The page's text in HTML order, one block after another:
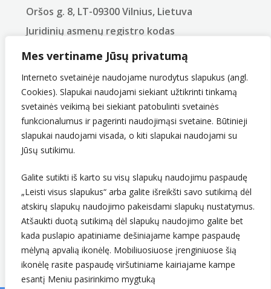
Mes vertiname Jūsų privatumą
Interneto svetainėje naudojame nurodytus slapukus (angl.
Cookies). Slapukai naudojami siekiant užtikrinti tinkamą
svetainės veikimą bei siekiant patobulinti svetainės
funkcionalumus ir pagerinti naudojimąsi svetaine. Būtinieji
slapukai naudojami visada, o kiti slapukai naudojami su
Jūsų sutikimu.
Galite sutikti iš karto su visų slapukų naudojimu paspaudę
„Leisti visus slapukus“ arba galite išreikšti savo sutikimą dėl
atskirų slapukų naudojimo pakeisdami slapukų nustatymus.
Atšaukti duotą sutikimą dėl slapukų naudojimo galite bet
kada puslapio apatiniame dešiniajame kampe paspaudę
mėlyną apvalią ikonėlę. Mobiliuosiuose įrenginiuose šią
ikonėlę rasite paspaudę viršutiniame kairiajame kampe
esantį Meniu pasirinkimo mygtuką
Oršos g. 8, LT-09300 Vilnius, Lietuva
Juridinių asmenų registro kodas
PVM mokėtojo kodas
LT907432416
Sekite mus